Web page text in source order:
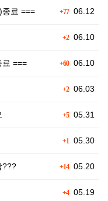
+7706.12
료 ===
+206.10
+6006.10
료 ===
+206.03
+505.31
+1 05.30
+1405.20
???
+405.19